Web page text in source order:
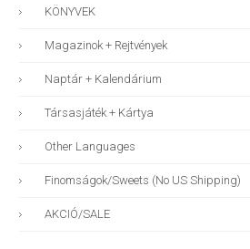
KÖNYVEK
Magazinok + Rejtvények
Naptár + Kalendárium
Társasjáték + Kártya
Other Languages
Finomságok/sweets (no US Shipping)
AKCIÓ/SALE